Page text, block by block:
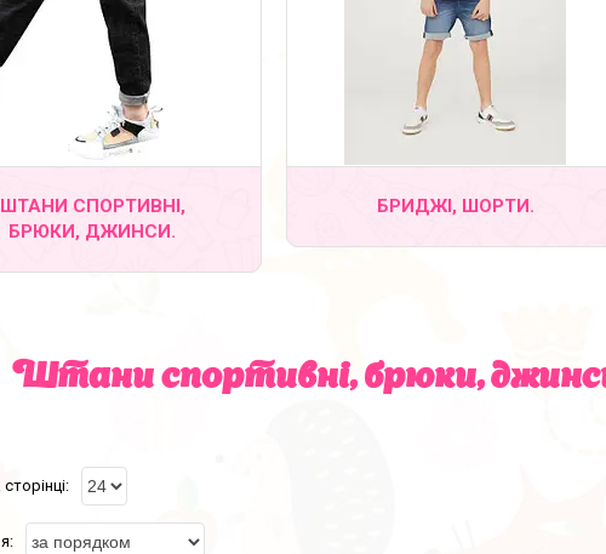
ШТАНИ СПОРТИВНІ,
БРЮКИ, ДЖИНСИ.
БРИДЖІ, ШОРТИ.
Штани спортивні, брюки,